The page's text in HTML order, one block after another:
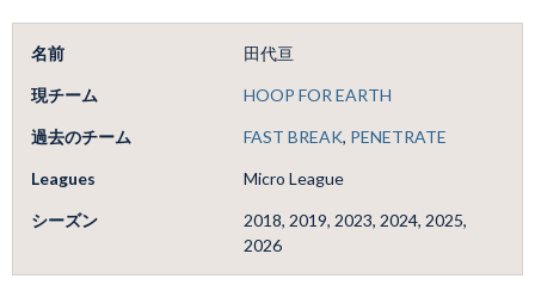
名前 田代亘
現チーム HOOP FOR EARTH
過去のチーム FAST BREAK, PENETRATE
Leagues Micro League
シーズン
2018, 2019, 2023, 2024, 2025,
2026